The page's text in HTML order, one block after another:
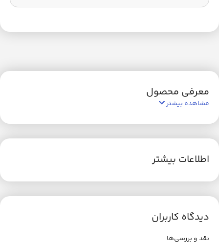
معرفی محصول
مشاهده بیشتر
اطلاعات بیشتر
دیدگاه کاربران
نقد و بررسی‌ها